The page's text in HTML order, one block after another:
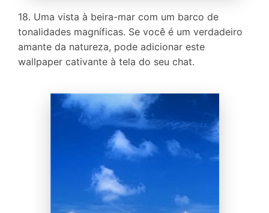
18. Uma vista à beira-mar com um barco de
tonalidades magníficas. Se você é um verdadeiro
amante da natureza, pode adicionar este
wallpaper cativante à tela do seu chat.